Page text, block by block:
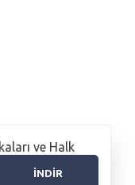
ve Halk
İNDİR